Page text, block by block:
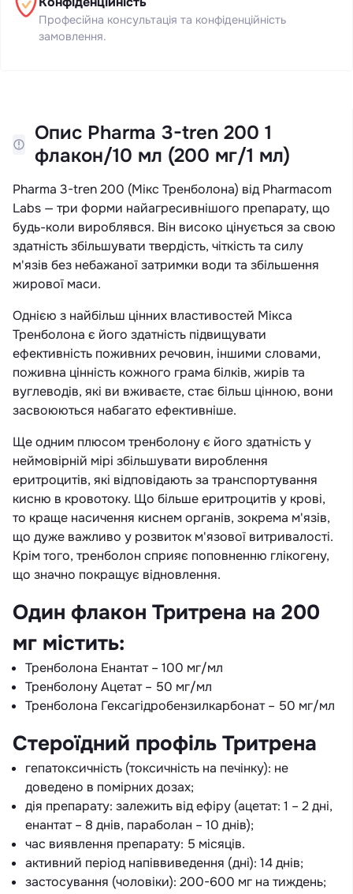
Професійна консультація та конфіденційність
замовлення.
Опис Pharma 3-tren 200 1
флакон/10 мл (200 мг/1 мл)
Pharma 3-tren 200 (Мікс Тренболона) від Pharmacom
Labs — три форми найагресивнішого препарату, що
будь-коли вироблявся. Він високо цінується за свою
здатність збільшувати твердість, чіткість та силу
м'язів без небажаної затримки води та збільшення
жирової маси.
Однією з найбільш цінних властивостей Мікса
Тренболона є його здатність підвищувати
ефективність поживних речовин, іншими словами,
поживна цінність кожного грама білків, жирів та
вуглеводів, які ви вживаєте, стає більш цінною, вони
засвоюються набагато ефективніше.
Ще одним плюсом тренболону є його здатність у
неймовірній мірі збільшувати вироблення
еритроцитів, які відповідають за транспортування
кисню в кровотоку. Що більше еритроцитів у крові,
то краще насичення киснем органів, зокрема м'язів,
що дуже важливо у розвиток м'язової витривалості.
Крім того, тренболон сприяє поповненню глікогену,
що значно покращує відновлення.
Один флакон Тритрена на 200
мг містить:
Тренболона Енантат – 100 мг/мл
Тренболону Ацетат – 50 мг/мл
Тренболона Гексагідробензилкарбонат – 50 мг/мл
Стероїдний профіль Тритрена
гепатоксичність (токсичність на печінку): не
доведено в помірних дозах;
дія препарату: залежить від ефіру (ацетат: 1 – 2 дні,
енантат – 8 днів, параболан – 10 днів);
час виявлення препарату: 5 місяців.
активний період напіввиведення (дні): 14 днів;
застосування (чоловіки): 200-600 мг на тиждень;